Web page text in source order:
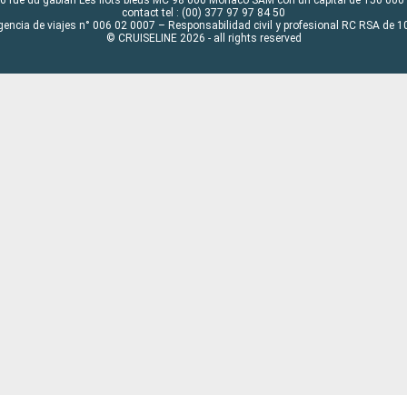
contact tel : (00) 377 97 97 84 50
de viajes n° 006 02 0007 – Responsabilidad civil y profesional RC RSA de
© CRUISELINE 2026 - all rights reserved